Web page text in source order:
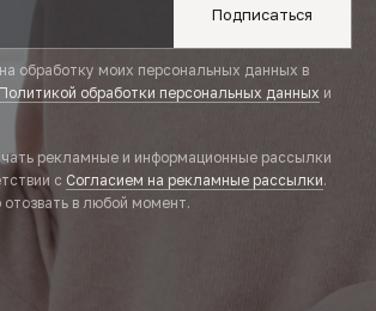
Подписаться
обработку моих персональных данных в
Политикой обработки персональных данных и
рекламные и информационные рассылки
с Согласием на рекламные рассылки.
в любой момент.